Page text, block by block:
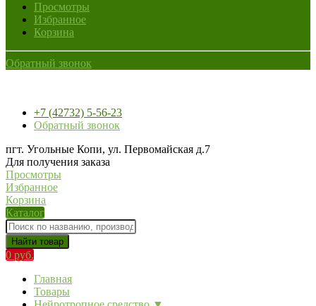
Просмотры
Избранное
Корзина
Обратный звонок
+7 (42732) 5-56-23
Обратный звонок
пгт. Угольные Копи, ул. Первомайская д.7
Для получения заказа
Просмотры
Избранное
Корзина
Каталог
Найти товар
0 руб.
Главная
Товары